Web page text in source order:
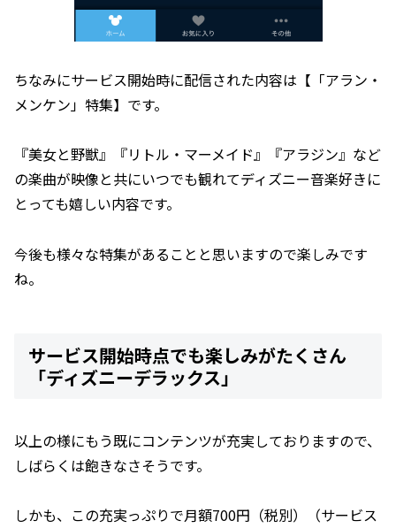
ちなみにサービス開始時に配信された内容は【「アラン・
メンケン」特集】です。
『美女と野獣』『リトル・マーメイド』『アラジン』など
の楽曲が映像と共にいつでも観れてディズニー音楽好きに
とっても嬉しい内容です。
今後も様々な特集があることと思いますので楽しみです
ね。
サービス開始時点でも楽しみがたくさん
「ディズニーデラックス」
以上の様にもう既にコンテンツが充実しておりますので、
しばらくは飽きなさそうです。
しかも、この充実っぷりで月額700円（税別）（サービス